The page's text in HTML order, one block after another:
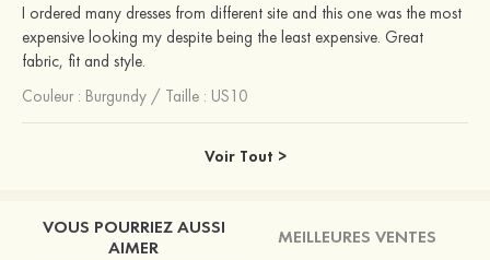
I ordered many dresses from different site and this one was the most
expensive looking my despite being the least expensive. Great
fabric, fit and style.
Couleur : Burgundy / Taille : US10
Voir Tout >
VOUS POURRIEZ AUSSI
AIMER
MEILLEURES VENTES